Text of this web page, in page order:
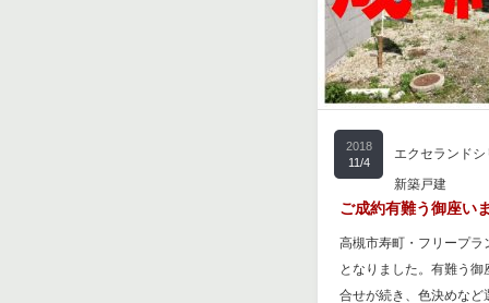
2018
11/4
エクセランドシ
新築戸建
ご成約有難う御座い
高槻市寿町・フリープラ
となりました。有難う
合せが続き、色決めな